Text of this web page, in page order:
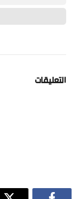
التعليقات